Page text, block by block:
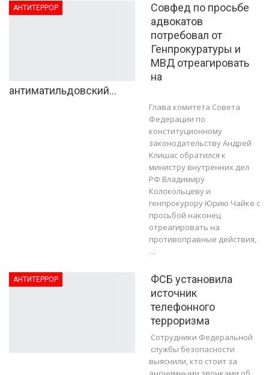
АНТИТЕРРОР
Совфед по просьбе
адвокатов
потребовал от
Генпрокуратуры и
МВД отреагировать
на
антиматильдовский…
Глава комитета Совета
Федерации по
конституционному
законодательству Андрей
Клишас обратился к
министру внутренних дел
РФ Владимиру
Колокольцеву и
генпрокурору Юрию Чайке с
просьбой наконец
отреагировать на
противоправные действия,
…
АНТИТЕРРОР
ФСБ установила
источник
телефонного
терроризма
Сотрудники Федеральной
службы безопасности
выяснили, кто стоит за